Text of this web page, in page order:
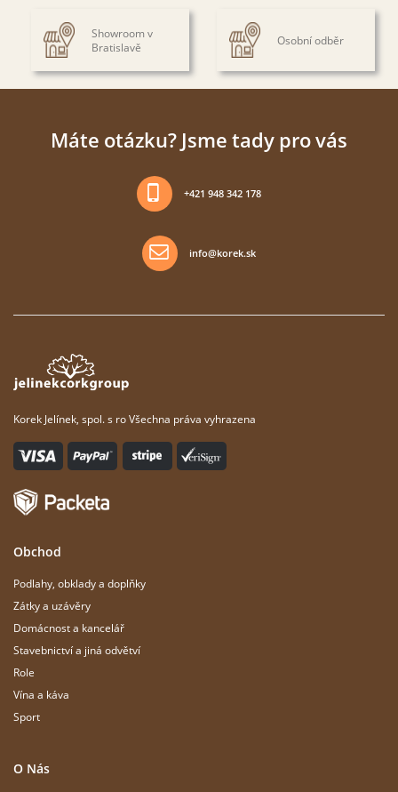
Showroom v
Bratislavě
Osobní odběr
Máte otázku? Jsme tady pro vás
+421 948 342 178
info@korek.sk
Korek Jelínek, spol. s ro Všechna práva vyhrazena
Obchod
Podlahy, obklady a doplňky
Zátky a uzávěry
Domácnost a kancelář
Stavebnictví a jiná odvětví
Role
Vína a káva
Sport
O Nás